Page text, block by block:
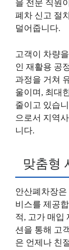
을 전문 직원
폐차 신고 절
덜어줍니다.
고객이 차량
인 재활용 공
과정을 거쳐
울이며, 최대
줄이고 있습
으로서 지역
니다.
맞춤형
안산폐차장은
비스를 제공
적, 고가 매입
션을 통해 고
은 언제나 친